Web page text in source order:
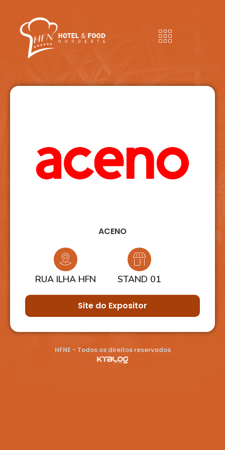
ACENO
RUA ILHA HFN STAND 01
Site do Expositor
HFNE - Todos os direitos reservados